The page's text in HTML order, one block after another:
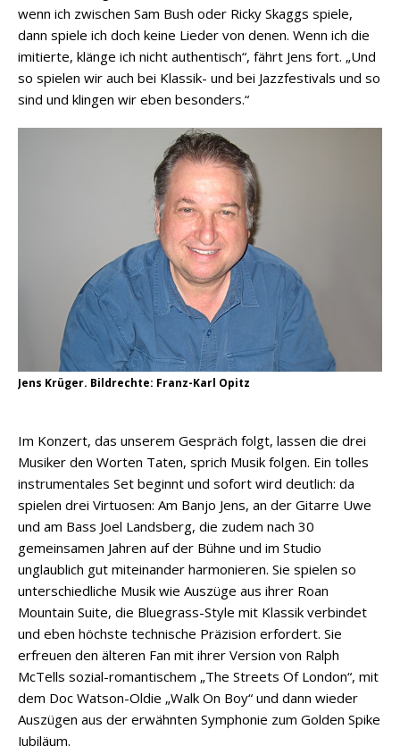
wenn ich zwischen Sam Bush oder Ricky Skaggs spiele,
dann spiele ich doch keine Lieder von denen. Wenn ich die
imitierte, klänge ich nicht authentisch“, fährt Jens fort. „Und
so spielen wir auch bei Klassik- und bei Jazzfestivals und so
sind und klingen wir eben besonders.“
Jens Krüger. Bildrechte: Franz-Karl Opitz
Im Konzert, das unserem Gespräch folgt, lassen die drei
Musiker den Worten Taten, sprich Musik folgen. Ein tolles
instrumentales Set beginnt und sofort wird deutlich: da
spielen drei Virtuosen: Am Banjo Jens, an der Gitarre Uwe
und am Bass Joel Landsberg, die zudem nach 30
gemeinsamen Jahren auf der Bühne und im Studio
unglaublich gut miteinander harmonieren. Sie spielen so
unterschiedliche Musik wie Auszüge aus ihrer Roan
Mountain Suite, die Bluegrass-Style mit Klassik verbindet
und eben höchste technische Präzision erfordert. Sie
erfreuen den älteren Fan mit ihrer Version von Ralph
McTells sozial-romantischem „The Streets Of London“, mit
dem Doc Watson-Oldie „Walk On Boy“ und dann wieder
Auszügen aus der erwähnten Symphonie zum Golden Spike
Jubiläum.